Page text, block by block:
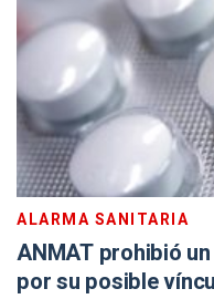
ALARMA SANITARIA
ANMAT prohibió
por su posible